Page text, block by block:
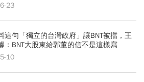
23
這句「獨立的台灣政府」讓BNT被擋，王
：BNT大股東給郭董的信不是這樣寫
10